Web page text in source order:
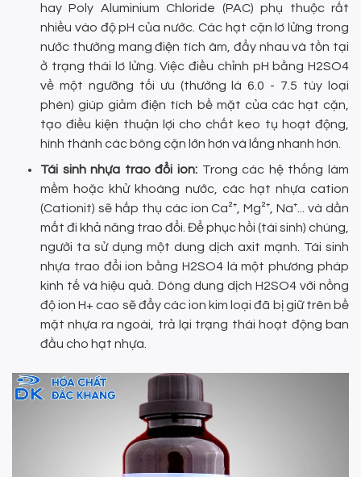
hay Poly Aluminium Chloride (PAC) phụ thuộc rất
nhiều vào độ pH của nước. Các hạt cặn lơ lửng trong
nước thường mang điện tích âm, đẩy nhau và tồn tại
ở trạng thái lơ lửng. Việc điều chỉnh pH bằng H2SO4
về một ngưỡng tối ưu (thường là 6.0 - 7.5 tùy loại
phèn) giúp giảm điện tích bề mặt của các hạt cặn,
tạo điều kiện thuận lợi cho chất keo tụ hoạt động,
hình thành các bông cặn lớn hơn và lắng nhanh hơn.
Tái sinh nhựa trao đổi ion: Trong các hệ thống làm
mềm hoặc khử khoáng nước, các hạt nhựa cation
(Cationit) sẽ hấp thụ các ion Ca²⁺, Mg²⁺, Na⁺... và dần
mất đi khả năng trao đổi. Để phục hồi (tái sinh) chúng,
người ta sử dụng một dung dịch axit mạnh. Tái sinh
nhựa trao đổi ion bằng H2SO4 là một phương pháp
kinh tế và hiệu quả. Dòng dung dịch H2SO4 với nồng
độ ion H+ cao sẽ đẩy các ion kim loại đã bị giữ trên bề
mặt nhựa ra ngoài, trả lại trạng thái hoạt động ban
đầu cho hạt nhựa.